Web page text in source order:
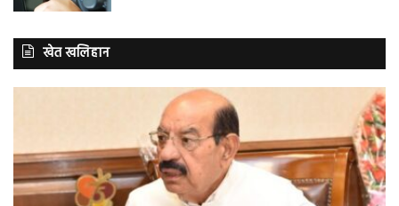
खेत खलिहान